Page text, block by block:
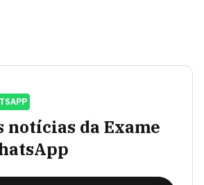
notícias da Exame